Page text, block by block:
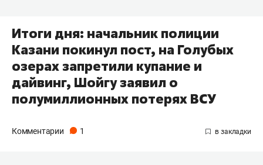
Итоги дня: начальник полиции
Казани покинул пост, на Голубых
озерах запретили купание и
дайвинг, Шойгу заявил о
полумиллионных потерях ВСУ
Комментарии 1